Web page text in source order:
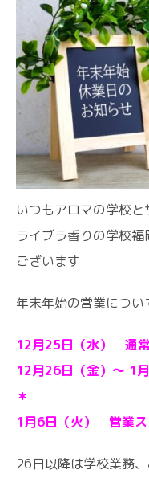
いつもアロマの学校と
ライブラ香りの学校
ございます
年末年始の営業につ
12月25日（水） 通
12月26日（金）〜 1
＊
1月6日（火） 営業ス
26日以降は学校業務